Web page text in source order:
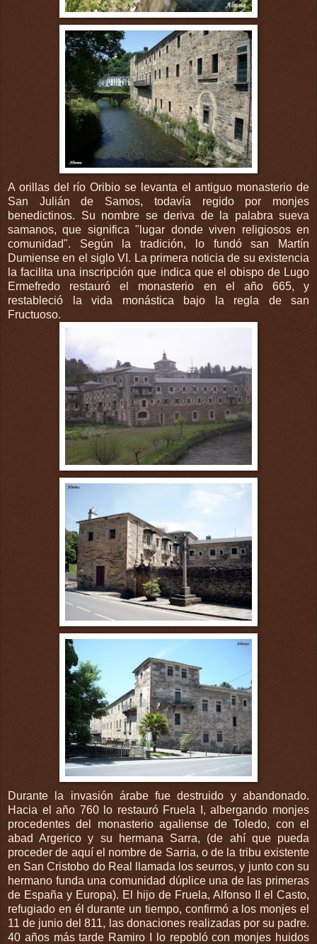
A orillas del río Oribio se levanta el antiguo monasterio de
San Julián de Samos, todavía regido por monjes
benedictinos. Su nombre se deriva de la palabra sueva
samanos, que significa "lugar donde viven religiosos en
comunidad". Según la tradición, lo fundó san Martín
Dumiense en el siglo VI. La primera noticia de su existencia
la facilita una inscripción que indica que el obispo de Lugo
Ermefredo restauró el monasterio en el año 665, y
restableció la vida monástica bajo la regla de san
Fructuoso.
Durante la invasión árabe fue destruido y abandonado.
Hacia el año 760 lo restauró Fruela I, albergando monjes
procedentes del monasterio agaliense de Toledo, con el
abad Argerico y su hermana Sarra, (de ahí que pueda
proceder de aquí el nombre de Sarria, o de la tribu existente
en San Cristobo do Real llamada los seurros, y junto con su
hermano funda una comunidad dúplice una de las primeras
de España y Europa). El hijo de Fruela, Alfonso II el Casto,
refugiado en él durante un tiempo, confirmó a los monjes el
11 de junio del 811, las donaciones realizadas por su padre.
40 años más tarde Ramiro I lo repobló con monjes huidos